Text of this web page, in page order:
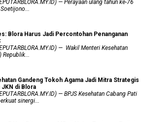
— Perayaan ulang tahun ke-76
Soetijono...
Blora Harus Jadi Percontohan Penanganan
— Wakil Menteri Kesehatan
Republik...
Gandeng Tokoh Agama Jadi Mitra Strategis
di Blora
— BPJS Kesehatan Cabang Pati
sinergi...